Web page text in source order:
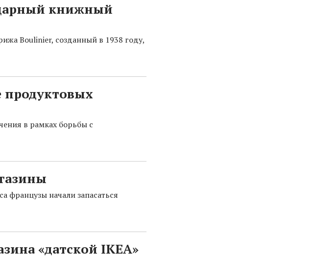
книжный
Boulinier, созданный в 1938 году,
продуктовых
в рамках борьбы с
французы начали запасаться
«датской IKEA»